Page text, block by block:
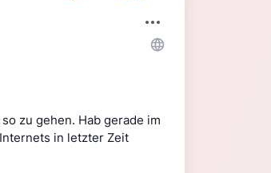
zu gehen. Hab gerade im
in letzter Zeit